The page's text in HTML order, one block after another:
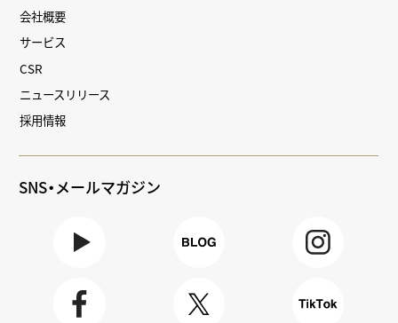
会社概要
サービス
CSR
ニュースリリース
採用情報
SNS・メールマガジン